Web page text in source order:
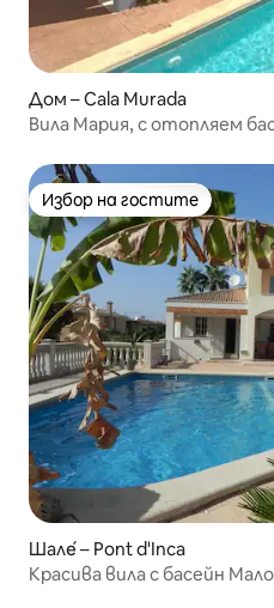
Дом – Cala Murada
Вила Мария, с отопляем
Избор на гостите
Избор на гостите
Шале́ – Pont d'Inca
Красива вила с басейн